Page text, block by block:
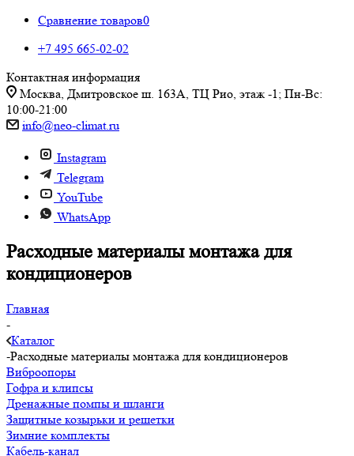
Сравнение товаров0
+7 495 665-02-02
Контактная информация
Москва, Дмитровское ш. 163А, ТЦ Рио, этаж -1; Пн-Вс:
10:00-21:00
info@neo-climat.ru
Instagram
Telegram
YouTube
WhatsApp
Расходные материалы монтажа для
кондиционеров
Главная
-
Каталог
-Расходные материалы монтажа для кондиционеров
Виброопоры
Гофра и клипсы
Дренажные помпы и шланги
Защитные козырьки и решетки
Зимние комплекты
Кабель-канал